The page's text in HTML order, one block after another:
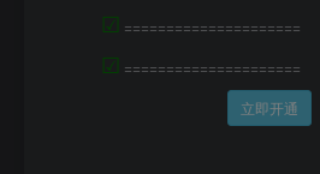
☑ =====================
☑ =====================
立即开通